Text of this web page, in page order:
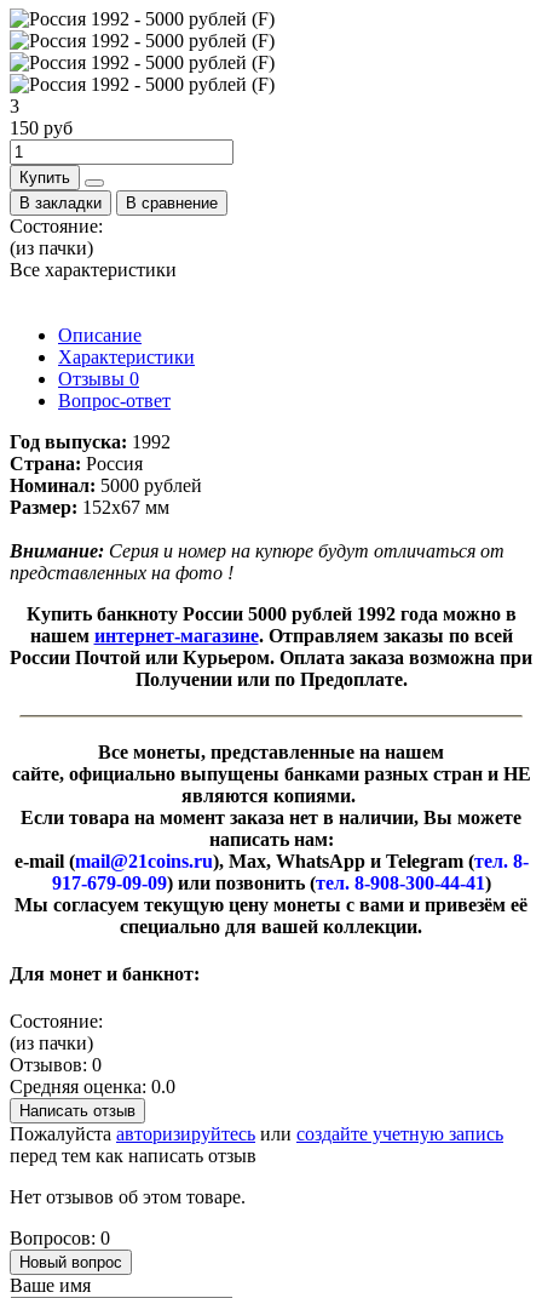
3
150 руб
Купить
В закладки
В сравнение
Состояние:
(из пачки)
Все характеристики
Описание
Характеристики
Отзывы 0
Вопрос-ответ
Год выпуска: 1992
Страна: Россия
Номинал: 5000 рублей
Размер: 152х67 мм
Внимание: Серия и номер на купюре будут отличаться от
представленных на фото !
Купить банкноту России 5000 рублей1992 года можно в
нашем интернет-магазине. Отправляем заказы по всей
России Почтой или Курьером. Оплата заказа возможна при
Получении или по Предоплате.
Все монеты, представленные на нашем
сайте, официально выпущены банками разных стран и НЕ
являются копиями.
Если товара на момент заказа нет в наличии, Вы можете
написать нам:
e-mail (mail@21coins.ru), Max, WhatsApp и Telegram (тел. 8-
917-679-09-09) или позвонить (тел. 8-908-300-44-41)
​Мы согласуем текущую цену монеты с вами и привезём её
специально для вашей коллекции.
Для монет и банкнот:
Состояние:
(из пачки)
Отзывов: 0
Средняя оценка: 0.0
Написать отзыв
Пожалуйста авторизируйтесь или создайте учетную запись
перед тем как написать отзыв
Нет отзывов об этом товаре.
Вопросов: 0
Новый вопрос
Ваше имя